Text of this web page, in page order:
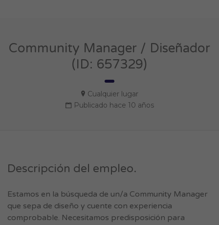
Community Manager / Diseñador
(ID: 657329)
Cualquier lugar
Publicado hace 10 años
Descripción del empleo.
Estamos en la búsqueda de un/a Community Manager
que sepa de diseño y cuente con experiencia
comprobable. Necesitamos predisposición para